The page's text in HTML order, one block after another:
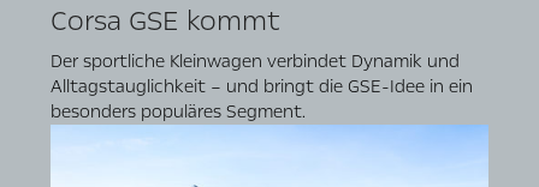
Corsa GSE kommt
Der sportliche Kleinwagen verbindet Dynamik und
Alltagstauglichkeit – und bringt die GSE-Idee in ein
besonders populäres Segment.